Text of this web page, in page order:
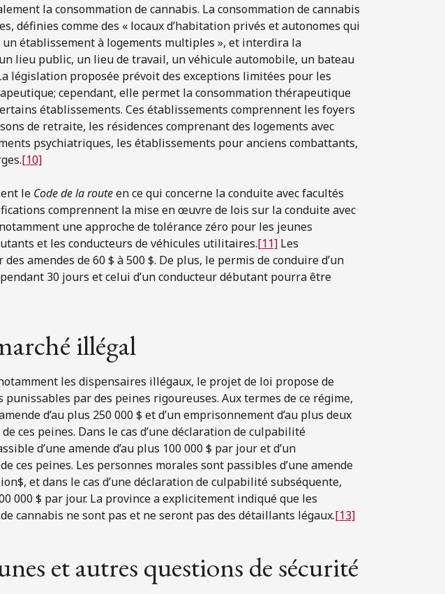
la consommation de cannabis. La consommation de cannabis
définies comme des « locaux d’habitation privés et autonomes qui
établissement à logements multiples », et interdira la
lieu public, un lieu de travail, un véhicule automobile, un bateau
législation proposée prévoit des exceptions limitées pour les
cependant, elle permet la consommation thérapeutique
établissements. Ces établissements comprennent les foyers
de retraite, les résidences comprenant des logements avec
psychiatriques, les établissements pour anciens combattants,
[10]
le Code de la routeen ce qui concerne la conduite avec facultés
comprennent la mise en œuvre de lois sur la conduite avec
une approche de tolérance zéro pour les jeunes
et les conducteurs de véhicules utilitaires.[11] Les
amendes de 60 $ à 500 $. De plus, le permis de conduire d’un
30 jours et celui d’un conducteur débutant pourra être
illégal
les dispensaires illégaux, le projet de loi propose de
par des peines rigoureuses. Aux termes de ce régime,
d’au plus 250 000 $ et d’un emprisonnement d’au plus deux
ces peines. Dans le cas d’une déclaration de culpabilité
d’une amende d’au plus 100 000 $ par jour et d’un
ces peines. Les personnes morales sont passibles d’une amende
et dans le cas d’une déclaration de culpabilité subséquente,
000 $ par jour. La province a explicitement indiqué que les
cannabis ne sont pas et ne seront pas des détaillants légaux.[13]
et autres questions de sécurité